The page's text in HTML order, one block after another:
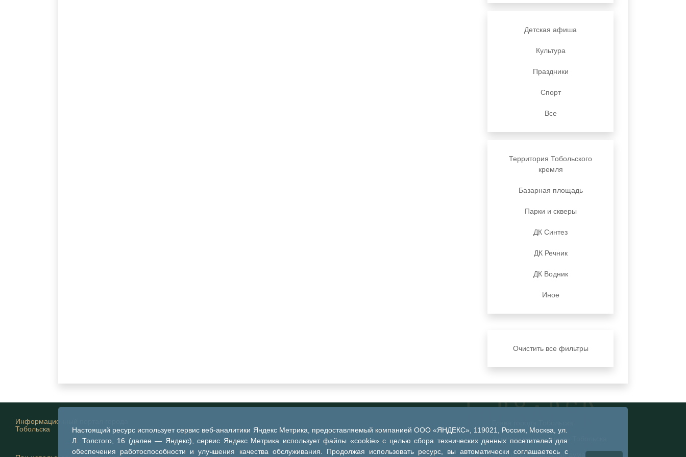
Настоящий ресурс использует сервис веб-аналитики Яндекс Метрика, предоставляемый компанией ООО «ЯНДЕКС», 119021, Россия, Москва, ул.
Л. Толстого, 16 (далее — Яндекс), сервис Яндекс Метрика использует файлы «cookie» с целью сбора технических данных посетителей для
обеспечения работоспособности и улучшения качества обслуживания. Продолжая использовать ресурс, вы автоматически соглашаетесь с
Детская афиша
Культура
Праздники
Спорт
Все
Территория Тобольского
кремля
Базарная площадь
Парки и скверы
ДК Синтез
ДК Речник
ДК Водник
Иное
Очистить все фильтры
Информационный портал города
Тобольска
Администрация города Тобольска
Тобольская городская дума